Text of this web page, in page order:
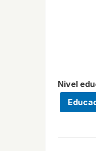
Nivel